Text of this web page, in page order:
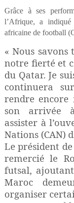
Grâce à ses
l’Afrique, a indiqué
africaine de football
« Nous
notre fierté et
du Qatar. Je
continuera
rendre encore
son arrivée
assister à
Nations (CAN)
Le président
remercié le
futsal,
Maroc
organiser